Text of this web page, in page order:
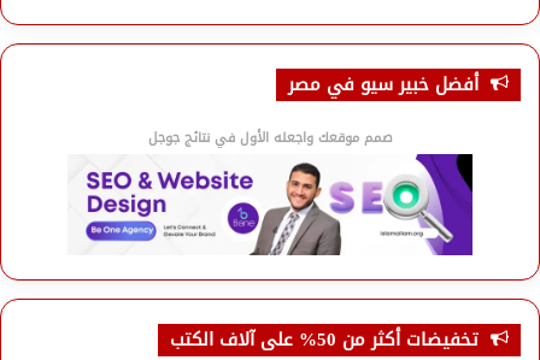
أفضل خبير سيو في مصر
صمم موقعك واجعله الأول في نتائج جوجل
تخفيضات أكثر من 50% على آلاف الكتب